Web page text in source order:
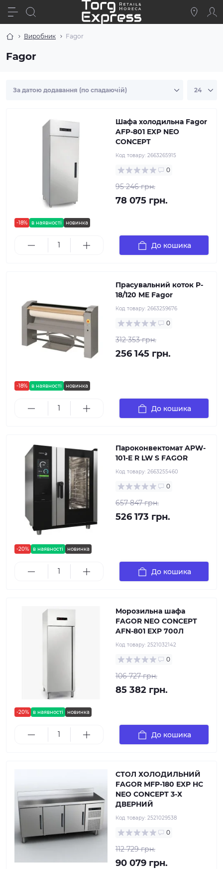
Виробник Fagor
Fagor
-18% в наявності новинка
Шафа холодильна Fagor
AFP-801 EXP NEO
CONCEPT
Код товару: 2663265915
0
95 246 грн.
78 075 грн.
До кошика
-18% в наявності новинка
Прасувальний коток P-
18/120 ME Fagor
Код товару: 2663259676
0
312 353 грн.
256 145 грн.
До кошика
-20% в наявності новинка
Пароконвектомат APW-
101-E R LW S FAGOR
Код товару: 2663255460
0
657 847 грн.
526 173 грн.
До кошика
-20% в наявності новинка
Морозильна шафа
FAGOR NEO CONCEPT
AFN-801 EXP 700Л
Код товару: 2521032142
0
106 727 грн.
85 382 грн.
До кошика
СТОЛ ХОЛОДИЛЬНИЙ
FAGOR MFP-180 EXP HC
NEO CONCEPT 3-Х
ДВЕРНИЙ
Код товару: 2521029538
0
112 729 грн.
90 079 грн.